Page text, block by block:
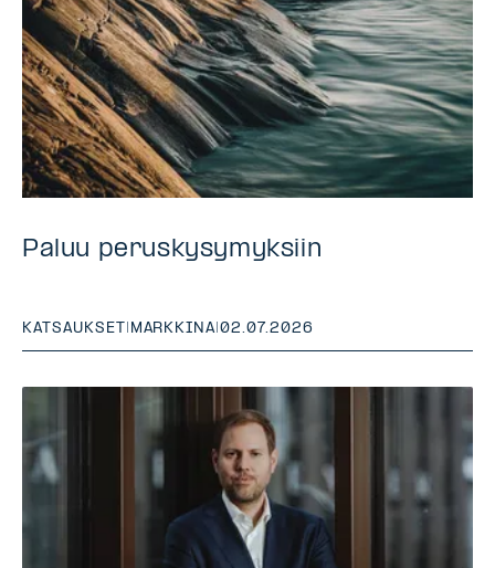
Paluu peruskysymyksiin
KATSAUKSET MARKKINA |02.07.2026